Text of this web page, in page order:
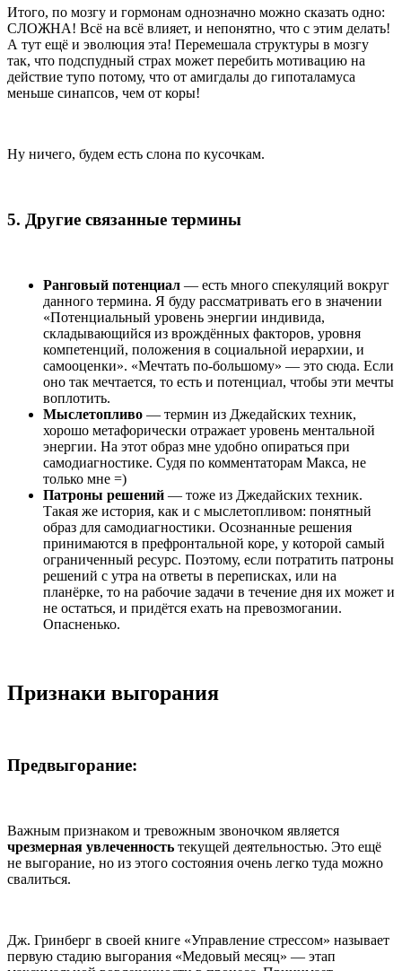
Итого, по мозгу и гормонам однозначно можно сказать одно:
СЛОЖНА! Всё на всё влияет, и непонятно, что с этим делать!
А тут ещё и эволюция эта! Перемешала структуры в мозгу
так, что подспудный страх может перебить мотивацию на
действие тупо потому, что от амигдалы до гипоталамуса
меньше синапсов, чем от коры!
Ну ничего, будем есть слона по кусочкам.
5. Другие связанные термины
Ранговый потенциал — есть много спекуляций вокруг
данного термина. Я буду рассматривать его в значении
«Потенциальный уровень энергии индивида,
складывающийся из врождённых факторов, уровня
компетенций, положения в социальной иерархии, и
самооценки». «Мечтать по-большому» — это сюда. Если
оно так мечтается, то есть и потенциал, чтобы эти мечты
воплотить.
Мыслетопливо — термин из Джедайских техник,
хорошо метафорически отражает уровень ментальной
энергии. На этот образ мне удобно опираться при
самодиагностике. Судя по комментаторам Макса, не
только мне =)
Патроны решений — тоже из Джедайских техник.
Такая же история, как и с мыслетопливом: понятный
образ для самодиагностики. Осознанные решения
принимаются в префронтальной коре, у которой самый
ограниченный ресурс. Поэтому, если потратить патроны
решений с утра на ответы в переписках, или на
планёрке, то на рабочие задачи в течение дня их может и
не остаться, и придётся ехать на превозмогании.
Опасненько.
Признаки выгорания
Предвыгорание:
Важным признаком и тревожным звоночком является
чрезмерная увлеченность текущей деятельностью. Это ещё
не выгорание, но из этого состояния очень легко туда можно
свалиться.
Дж. Гринберг в своей книге «Управление стрессом» называет
первую стадию выгорания «Медовый месяц» — этап